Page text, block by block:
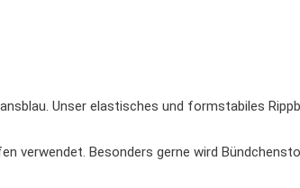
Unser elastisches und formstabiles
verwendet. Besonders gerne wird